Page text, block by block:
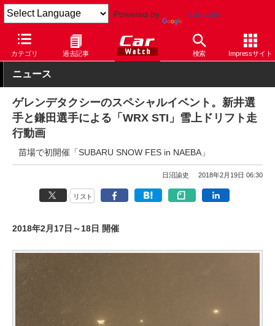
Powered by Translate
カテゴリ 過去記事 検索 Impressサイト
Car Watch 自動車 スバル
ニュース
ゲレンデタクシーのスペシャルイベント。新井選
手と鎌田選手による「WRX STI」雪上ドリフト走
行動画
苗場で初開催「SUBARU SNOW FES in NAEBA」
日沼諭史 2018年2月19日 06:30
リスト
2018年2月17日～18日 開催